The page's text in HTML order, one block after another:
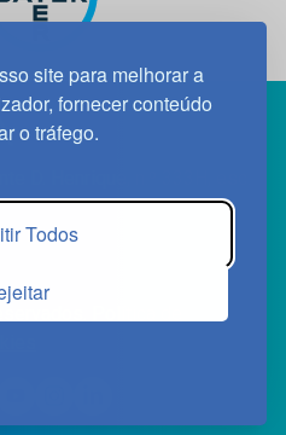
site para melhorar a
fornecer conteúdo
o tráfego.
Todos
D. Henrique, n.º 333H, esc.